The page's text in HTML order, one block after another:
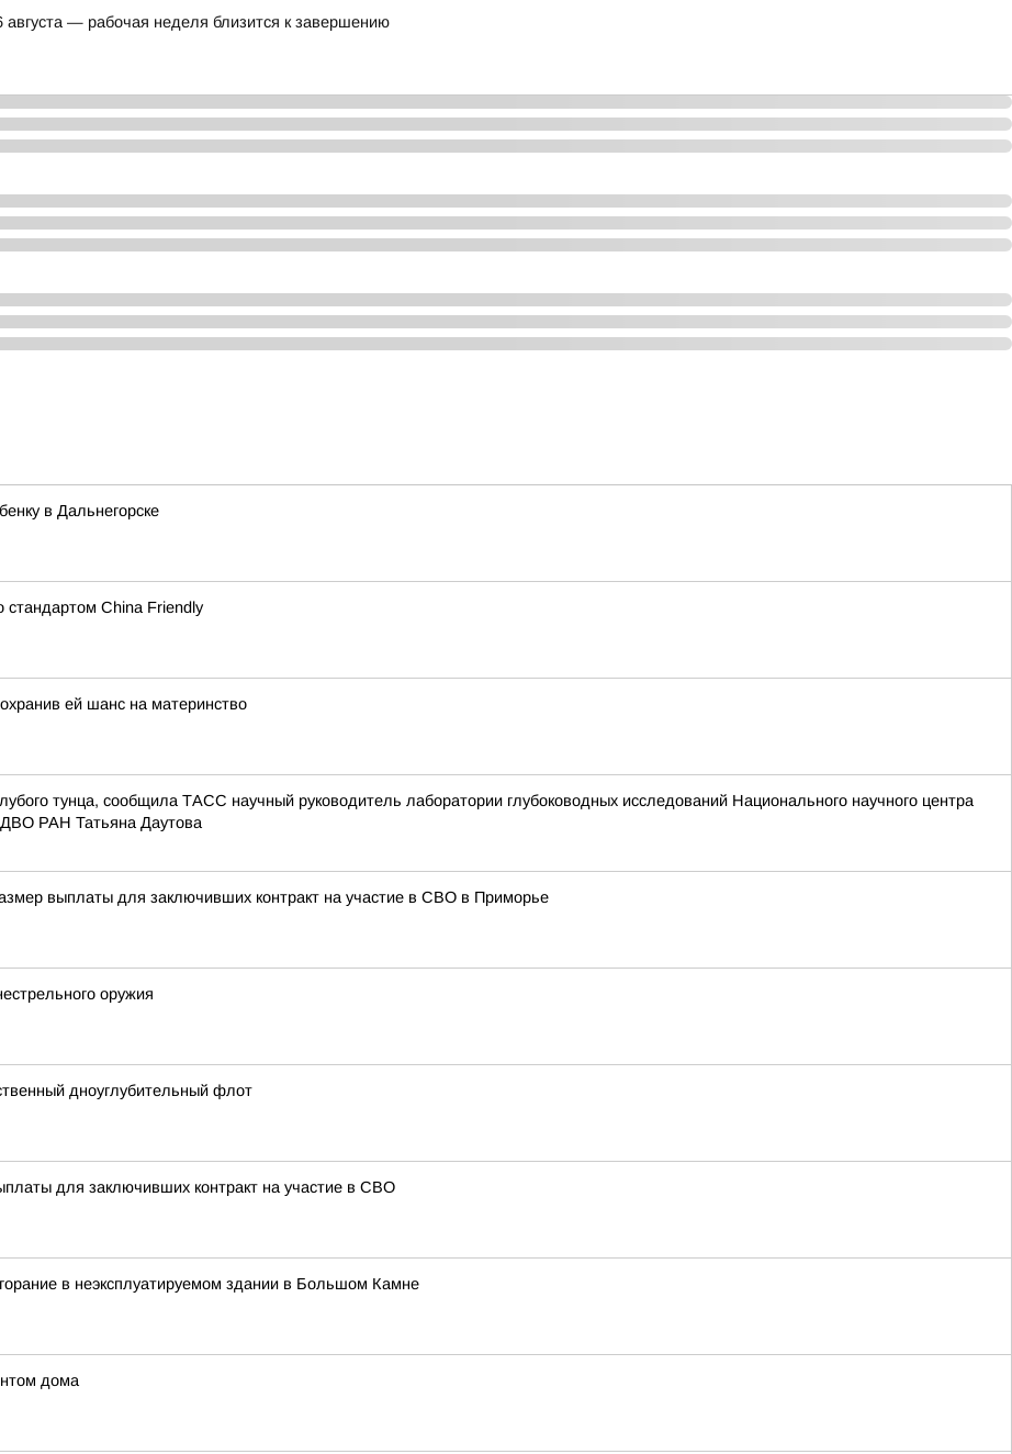
августа — рабочая неделя близится к завершению
в Дальнегорске
стандартом China Friendly
ей шанс на материнство
тунца, сообщила ТАСС научный руководитель лаборатории глубоководных исследований Национального научного центра
РАН Татьяна Даутова
выплаты для заключивших контракт на участие в СВО в Приморье
оружия
дноуглубительный флот
для заключивших контракт на участие в СВО
в неэксплуатируемом здании в Большом Камне
дома